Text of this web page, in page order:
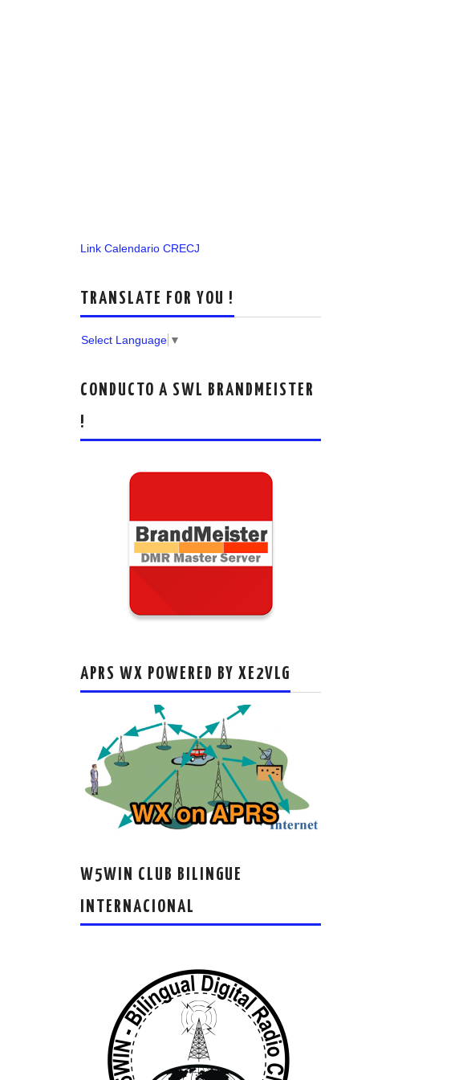
Link Calendario CRECJ
TRANSLATE FOR YOU !
Select Language ▼
CONDUCTO A SWL BRANDMEISTER
!
APRS WX POWERED BY XE2VLG
W5WIN CLUB BILINGUE
INTERNACIONAL